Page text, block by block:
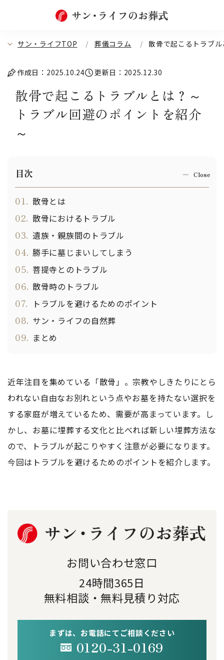
サン・ライフTOP 葬儀コラム 散骨で起こるトラブ
作成日：2025.10.24 更新日：2025.12.30
散骨で起こるトラブルとは？～
トラブル回避のポイントを紹介
～
目次
01. 散骨とは
02. 散骨におけるトラブル
03. 遺族・親族間のトラブル
04. 勝手に墓じまいしてしまう
05. 菩提寺とのトラブル
06. 散骨時のトラブル
07. トラブルを避けるためのポイント
08. サン・ライフの自然葬
09. まとめ
近年注目を集めている「散骨」。宗教やしきたりにとら
われない自由なお別れという点やお墓を持たない選択を
する家庭が増えているため、需要が高まっています。し
かし、お墓に埋葬する文化と比べれば新しい埋葬方法な
ので、トラブルが起こりやすく注意が必要になります。
今回はトラブルを避けるためのポイントを紹介します。
お問い合わせ窓口
24時間365日
無料相談・無料見積り対応
まずは、お電話にてご相談ください
0120-31-0169